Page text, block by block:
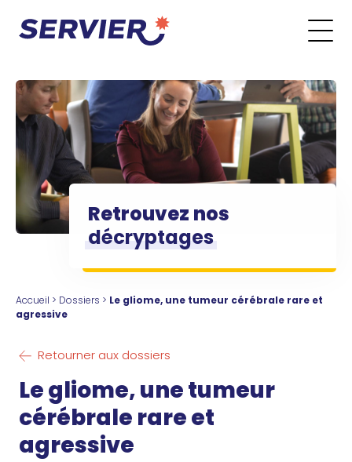
Retrouvez nos
décryptages
Accueil > Dossiers > Le gliome, une tumeur cérébrale rare et
agressive
Retourner aux dossiers
Le gliome, une tumeur
cérébrale rare et
agressive